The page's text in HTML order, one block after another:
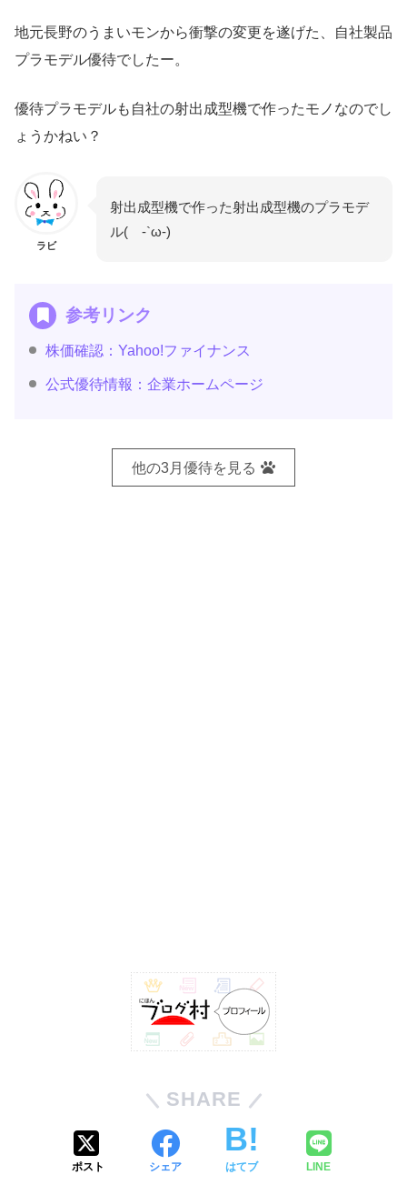
地元長野のうまいモンから衝撃の変更を遂げた、自社製品
プラモデル優待でしたー。
優待プラモデルも自社の射出成型機で作ったモノなのでし
ょうかねい？
ラビ
射出成型機で作った射出成型機のプラモデ
ル( -`ω-)
参考リンク
株価確認：Yahoo!ファイナンス
公式優待情報：企業ホームページ
他の3月優待を見る
SHARE
ポスト シェア はてブ LINE